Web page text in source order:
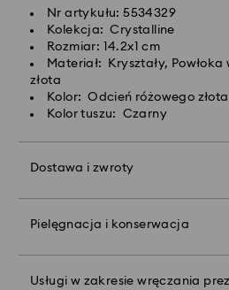
Nr artykułu: 5534329
Kolekcja: Crystalline
Rozmiar: 14.2x1 cm
Materiał: Kryształy,
złota
Kolor: Odcień różowego złota
Kolor tuszu: Czarny
Dostawa i zwroty
godziny 14:30 czasu CET
wysłane tego samego dnia.
Czas dostawy ekspresowej: 1-2
przetworzeniu i wysyłce
Koszt dostawy ekspresowej: 90
Firma Swarovski nie oferuje
otrzymania ostatecznej
W przypadku zakupu produktów
wysłanie paczki może potrwać
Pielęgnacja i konserwacja
Usługi w zakresie wręczania
Spraw, by Twój podarunek stał
spersonalizowaną wiadomość.
Wybranie opcji podarunkowej